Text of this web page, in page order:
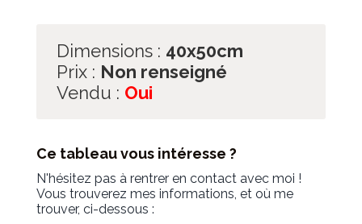
Dimensions : 40x50cm
Prix : Non renseigné
Vendu : Oui
Ce tableau vous intéresse ?
N'hésitez pas à rentrer en contact avec moi !
Vous trouverez mes informations, et où me
trouver, ci-dessous :